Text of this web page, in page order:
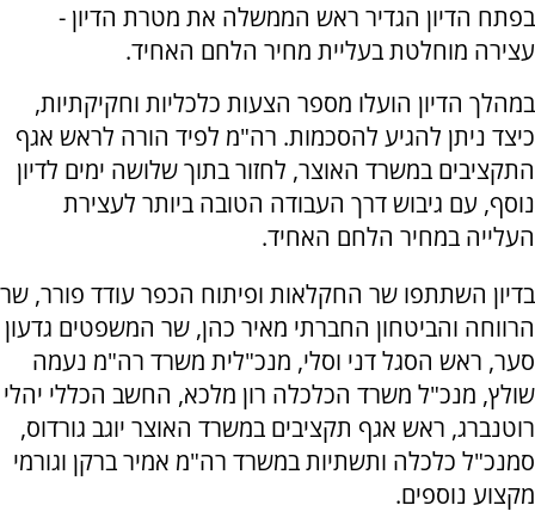
בפתח הדיון הגדיר ראש הממשלה את מטרת הדיון -
עצירה מוחלטת בעליית מחיר הלחם האחיד.
במהלך הדיון הועלו מספר הצעות כלכליות וחקיקתיות,
כיצד ניתן להגיע להסכמות. רה"מ לפיד הורה לראש אגף
התקציבים במשרד האוצר, לחזור בתוך שלושה ימים לדיון
נוסף, עם גיבוש דרך העבודה הטובה ביותר לעצירת
העלייה במחיר הלחם האחיד.
בדיון השתתפו שר החקלאות ופיתוח הכפר עודד פורר, שר
הרווחה והביטחון החברתי מאיר כהן, שר המשפטים גדעון
סער, ראש הסגל דני וסלי, מנכ"לית משרד רה"מ נעמה
שולץ, מנכ"ל משרד הכלכלה רון מלכא, החשב הכללי יהלי
רוטנברג, ראש אגף תקציבים במשרד האוצר יוגב גורדוס,
סמנכ"ל כלכלה ותשתיות במשרד רה"מ אמיר ברקן וגורמי
מקצוע נוספים.